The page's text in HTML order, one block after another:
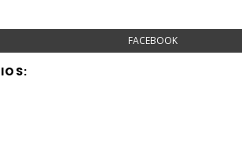
FACEBOOK